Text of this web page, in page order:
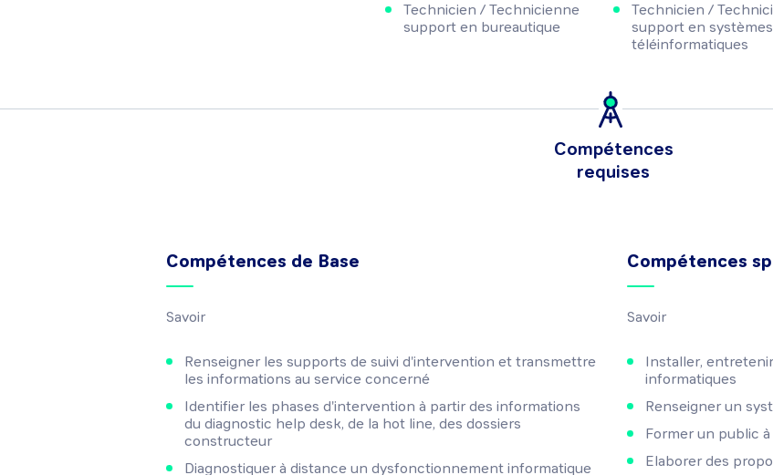
Technicien / Technicienne
support en bureautique
Technicien /
support en systèmes
téléinformatiques
Compétences
requises
Compétences de Base
Savoir
Renseigner les supports de suivi d'intervention et transmettre
les informations au service concerné
Identifier les phases d'intervention à partir des informations
du diagnostic help desk, de la hot line, des dossiers
constructeur
Diagnostiquer à distance un dysfonctionnement informatique
Compétences
Savoir
Installer,
informatiques
Renseigner un
Former un public
Elaborer des